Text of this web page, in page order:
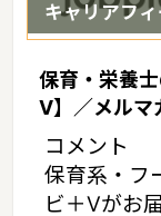
キャリアフ
保育・栄養
V】／メルマ
コメント
保育系・フ
ビ＋Vがお